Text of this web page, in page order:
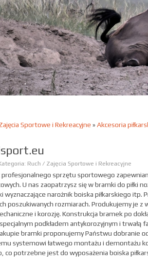
Sportowe i Rekreacyjne »Akcesoria
Ruch / Zajęcia Sportowe i Rekreacyjne
profesjonalnego sprzętu sportowego
U nas zaopatrzysz się w bramki do piłki
wyznaczające narożnik boiska piłkarskiego
poszukiwanych rozmiarach. Produkujemy je
i korozję. Konstrukcja bramek po
podkładem antykorozyjnym i trwałą
bramki proponujemy Państwu dobranie
systemowi łatwego montażu i demontażu
co potrzebne jest do wyposażenia boiska